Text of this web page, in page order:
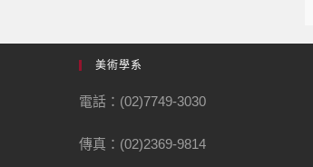
美術學系
電話：(02)7749-3030
傳真：(02)2369-9814